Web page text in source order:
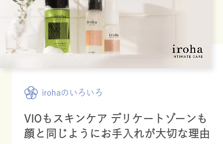
irohaのいろいろ
VIOもスキンケア デリケートゾーンも
顔と同じようにお手入れが大切な理由